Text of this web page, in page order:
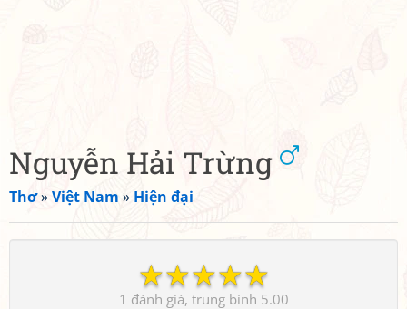
Nguyễn Hải Trừng
Thơ»Việt Nam » Hiện đại
☆
☆
☆
☆
☆
1 5.00